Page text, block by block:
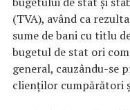
(TVA), având ca
sume de bani cu titlu
bugetul de stat ori
general, cauzându-se
clienților cumpărători